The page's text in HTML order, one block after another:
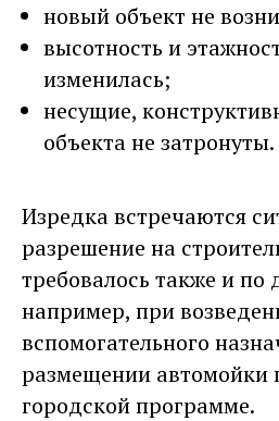
новый объект не
высотность и
изменилась;
несущие,
объекта не затронуты.
Изредка встречаются
разрешение на
требовалось также и
например, при
вспомогательного
размещении автомойки
городской программе.